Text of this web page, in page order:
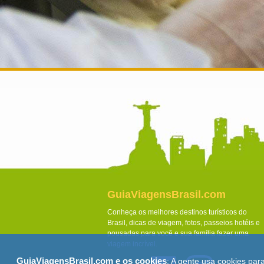
GuiaViagensBrasil.com
Conheça os melhores destinos turísticos do
Brasil, dicas de viagem, fotos, passeios hotéis e
pousadas para você e sua família fazer uma
viagem incrível.
GuiaViagensBrasil.com e os cookies: A gente usa cookies